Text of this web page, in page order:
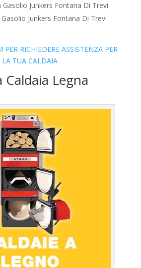
Gasolio Junkers Fontana Di Trevi
Gasolio Junkers Fontana Di Trevi
RICHIEDERE ASSISTENZA PER
LA TUA CALDAIA
Caldaia Legna